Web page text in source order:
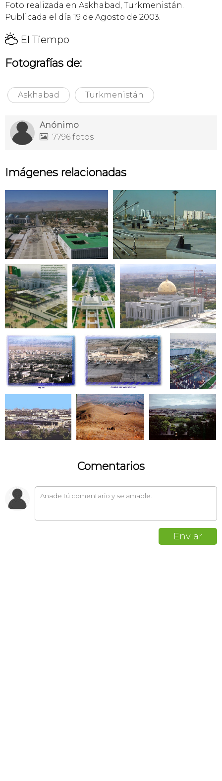
Foto realizada en Askhabad, Turkmenistán.
Publicada el día 19 de Agosto de 2003.
H El Tiempo
Fotografías de:
Askhabad Turkmenistán
Anónimo
 7796 fotos
Imágenes relacionadas
Comentarios